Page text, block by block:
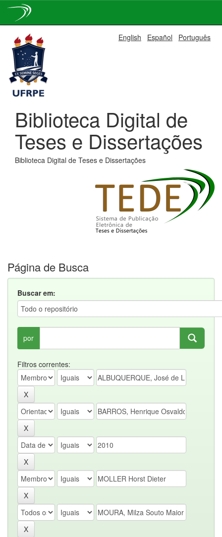
navigation
English Español Português
Biblioteca Digital de
Teses e Dissertações
Biblioteca Digital de Teses e Dissertações
Página de Busca
Buscar em:
por
Filtros correntes: